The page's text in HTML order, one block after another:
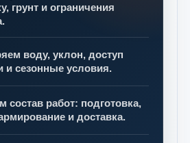
грунт и ограничения
воду, уклон, доступ
и сезонные условия.
состав работ: подготовка,
и доставка.